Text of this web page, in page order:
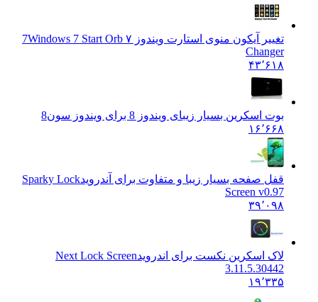
تغییر آیکون منوی استارت ویندوز ۷ 7
Windows 7 Start Orb
Changer
۴۳٬۶۱۸
بوت اسکرین بسیار زیبای ویندوز 8 برای ویندوز سون
8
۱۶٬۶۶۸
قفل صفحه بسیار زیبا و متفاوت برای آندرویدSparky Lock
Screen v0.97
۳۹٬۰۹۸
لاک اسکرین نکست برای اندرویدNext Lock Screen
3.11.5.30442
۱۹٬۳۳۵